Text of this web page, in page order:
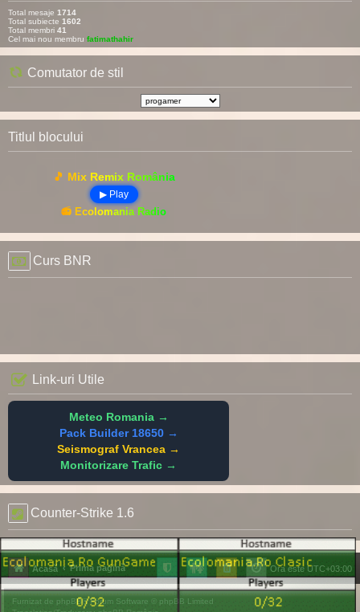
Total mesaje 1714
Total subiecte 1602
Total membri 41
Cel mai nou membru fatimathahir
Comutator de stil
Titlul blocului
🎵 Mix Remix România
▶ Play
📻 Ecolomania Radio
Curs BNR
Link-uri Utile
Meteo Romania →
Pack Builder 18650 →
Seismograf Vrancea →
Monitorizare Trafic →
Counter-Strike 1.6
Acasă Prima pagină Ora este UTC+03:00
Furnizat de phpBB® Forum Software © phpBB Limited